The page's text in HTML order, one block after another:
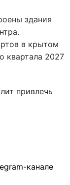
здания
в крытом
квартала 2027
привлечь
канале